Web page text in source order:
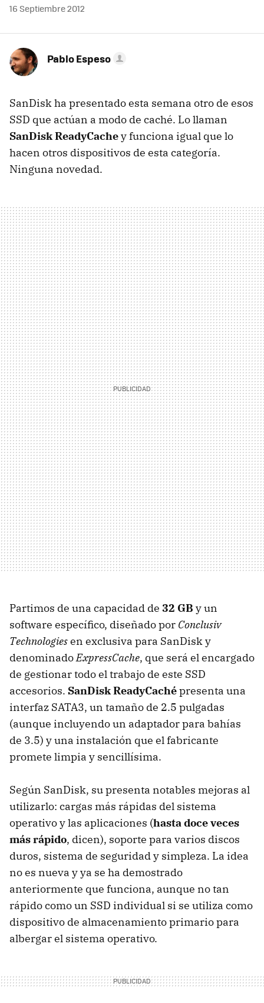
16 Septiembre 2012
Pablo Espeso
SanDisk ha presentado esta semana otro de esos
SSD que actúan a modo de caché. Lo llaman
SanDisk ReadyCachey funciona igual que lo
hacen otros dispositivos de esta categoría.
Ninguna novedad.
Partimos de una capacidad de 32 GB y un
software específico, diseñado por Conclusiv
Technologiesen exclusiva para SanDisk y
denominadoExpressCache, que será el encargado
de gestionar todo el trabajo de este SSD
accesorios. SanDisk ReadyCachépresenta una
interfaz SATA3, un tamaño de 2.5 pulgadas
(aunque incluyendo un adaptador para bahías
de 3.5) y una instalación que el fabricante
promete limpia y sencillísima.
Según SanDisk, su presenta notables mejoras al
utilizarlo: cargas más rápidas del sistema
operativo y las aplicaciones (hasta doce veces
más rápido, dicen), soporte para varios discos
duros, sistema de seguridad y simpleza. La idea
no es nueva y ya se ha demostrado
anteriormente que funciona, aunque no tan
rápido como un SSD individual si se utiliza como
dispositivo de almacenamiento primario para
albergar el sistema operativo.